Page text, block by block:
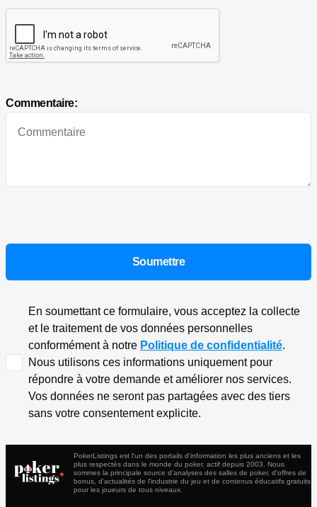
Commentaire:
En soumettant ce formulaire, vous acceptez la collecte
et le traitement de vos données personnelles
conformément à notre Politique de confidentialité.
Nous utilisons ces informations uniquement pour
répondre à votre demande et améliorer nos services.
Vos données ne seront pas partagées avec des tiers
sans votre consentement explicite.
PokerListings est l'un des portails d'information les plus anciens et les
plus respectés dans le monde du poker, actif depuis 2003. Nous
sommes la principale source d'analyses des salles de poker, d'offres de
bonus, d'actualités de l'industrie du jeu et de contenus éducatifs gratuits
pour les joueurs de tous niveaux.